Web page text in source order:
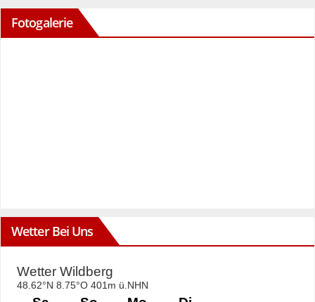
Fotogalerie
Wetter Bei Uns